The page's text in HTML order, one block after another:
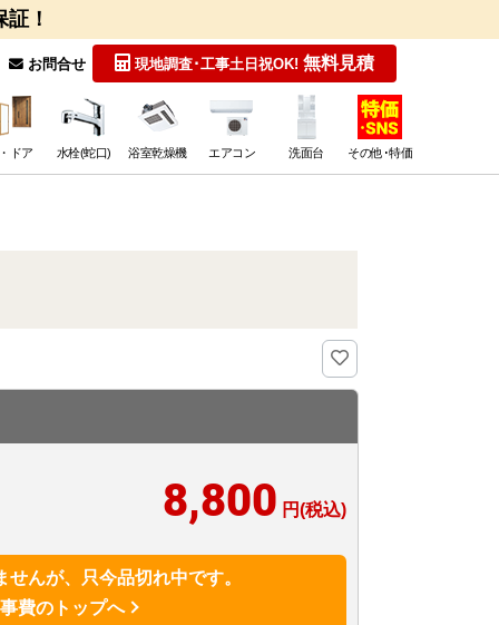
！
お問合せ 現地調査･工事土日祝OK! 無料見積
ドア 水栓(蛇口) 浴室乾燥機 エアコン 洗面台 その他･特価
8,800 円(税込)
せんが、只今品切れ中です。
費のトップへ